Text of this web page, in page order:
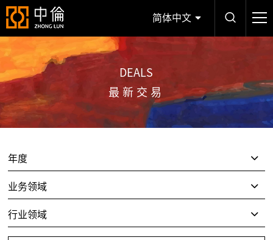
简体中文
DEALS
最新交易
年度
业务领域
行业领域